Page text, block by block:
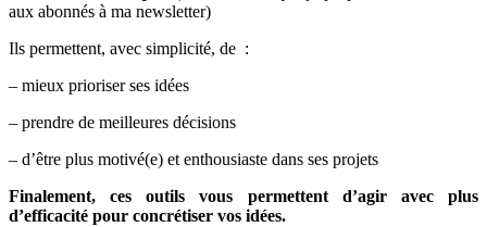
aux abonnés à ma newsletter)
Ils permettent, avec simplicité, de :
– mieux prioriser ses idées
– prendre de meilleures décisions
– d’être plus motivé(e) et enthousiaste dans ses projets
Finalement, ces outils vous permettent d’agir avec plus
d’efficacité pour concrétiser vos idées.